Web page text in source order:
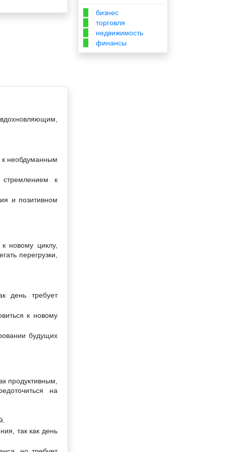
к необдуманным
к
и позитивном
новому циклу,
перегрузки,
день требует
к новому
будущих
продуктивным,
на
так как день
бизнес
торговля
недвижимость
финансы